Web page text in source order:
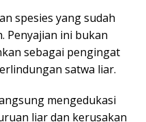
spesies yang sudah
Penyajian ini bukan
sebagai pengingat
satwa liar.
mengedukasi
liar dan kerusakan